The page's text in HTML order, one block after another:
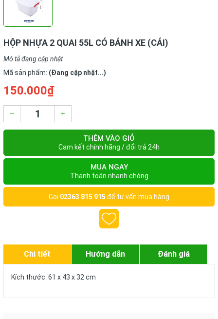
HỘP NHỰA 2 QUAI 55L CÓ BÁNH XE (CÁI)
Mô tả đang cập nhật
Mã sản phẩm: (Đang cập nhật...)
150.000₫
– +
THÊM VÀO GIỎ
Cam kết chính hãng / đổi trả 24h
MUA NGAY
Thanh toán nhanh chóng
Gọi 02363 815 915 để tư vấn mua hàng
Chi tiết Hướng dẫn Đánh giá
Kích thước: 61 x 43 x 32 cm